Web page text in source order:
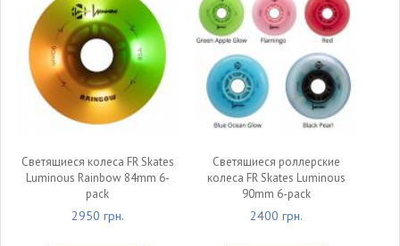
Светящиеся колеса FR Skates
Luminous Rainbow 84mm 6-
pack
2950 грн.
Светящиеся роллерские
колеса FR Skates Luminous
90mm 6-pack
2400 грн.